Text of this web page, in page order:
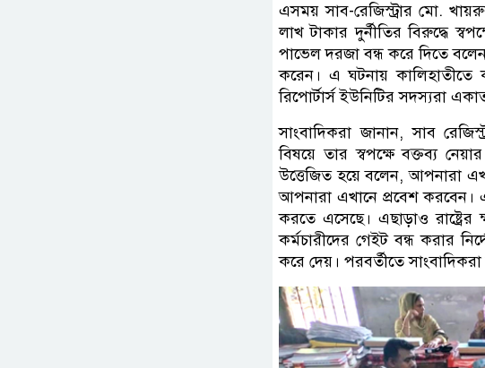
এসময় সাব-রেজিস্ট্রার মো.
লাখ টাকার দুর্নীতির বিরুদ্ধে
পাভেল দরজা বন্ধ করে দিতে
করেন। এ ঘটনায় কালিহাতীতে
রিপোর্টার্স ইউনিটির সদস্যরা
সাংবাদিকরা জানান, সাব
বিষয়ে তার স্বপক্ষে বক্তব্য
উত্তেজিত হয়ে বলেন, আপনারা
আপনারা এখানে প্রবেশ করবেন।
করতে এসেছে। এছাড়াও
কর্মচারীদের গেইট বন্ধ করার
করে দেয়। পরবর্তীতে